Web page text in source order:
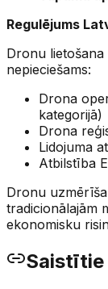
Regulējums
Dronu
nepieciešams:
Drona
kategorijā)
Drona
Lidojuma
Atbilstība
Dronu
tradicionālajām
ekonomisku